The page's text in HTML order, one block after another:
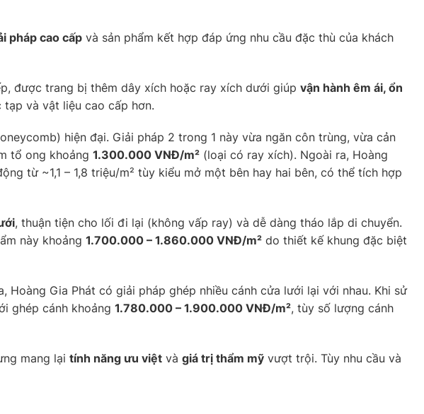
pháp cao cấp và sản phẩm kết hợp đáp ứng nhu cầu đặc thù của khách
được trang bị thêm dây xích hoặc ray xích dưới giúp vận hành êm ái, ổn
và vật liệu cao cấp hơn.
hiện đại. Giải pháp 2 trong 1 này vừa ngăn côn trùng, vừa cản
tổ ong khoảng 1.300.000 VNĐ/m²(loại có ray xích). Ngoài ra, Hoàng
từ ~1,1 – 1,8 triệu/m² tùy kiểu mở một bên hay hai bên, có thể tích hợp
, thuận tiện cho lối đi lại (không vấp ray) và dễ dàng tháo lắp di chuyển.
này khoảng 1.700.000 – 1.860.000 VNĐ/m²do thiết kế khung đặc biệt
Gia Phát có giải pháp ghép nhiều cánh cửa lưới lại với nhau. Khi sử
ghép cánh khoảng 1.780.000 – 1.900.000 VNĐ/m², tùy số lượng cánh
mang lại tính năng ưu việt và giá trị thẩm mỹ vượt trội. Tùy nhu cầu và